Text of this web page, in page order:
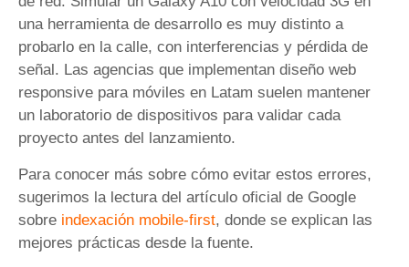
una herramienta de desarrollo es muy distinto a
probarlo en la calle, con interferencias y pérdida de
señal. Las agencias que implementan diseño web
responsive para móviles en Latam suelen mantener
un laboratorio de dispositivos para validar cada
proyecto antes del lanzamiento.
Para conocer más sobre cómo evitar estos errores,
sugerimos la lectura del artículo oficial de Google
sobre indexación mobile-first, donde se explican las
mejores prácticas desde la fuente.